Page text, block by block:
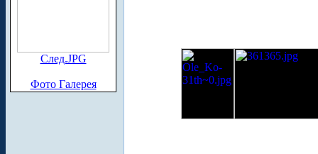
След.JPG
Фото Галерея